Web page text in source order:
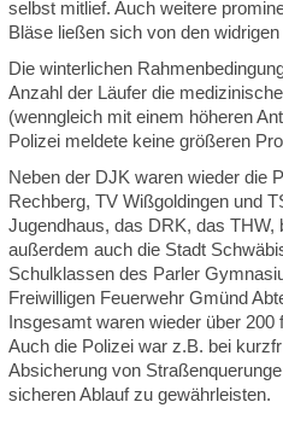
selbst mitlief. Auch weitere
Bläse ließen sich von den
Die winterlichen
Anzahl der Läufer die
(wenngleich mit einem höheren
Polizei meldete keine größeren
Neben der DJK waren wieder die
Rechberg, TV Wißgoldingen und
Jugendhaus, das DRK, das THW,
außerdem auch die Stadt
Schulklassen des Parler
Freiwilligen Feuerwehr Gmünd
Insgesamt waren wieder über
Auch die Polizei war z.B. bei
Absicherung von
sicheren Ablauf zu gewährleisten.